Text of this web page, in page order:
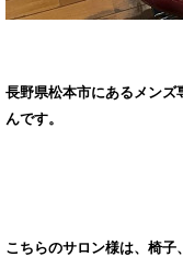
長野県松本市にあるメン
んです。
こちらのサロン様は、椅子